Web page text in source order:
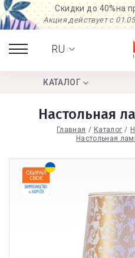
Скидки до 40%на
Акция действует с
RU
КАТАЛОГ
Настольная
Главная Каталог
Настольная